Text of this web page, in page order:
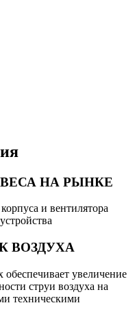
НА РЫНКЕ
и вентилятора
ВОЗДУХА
увеличение
струи воздуха на
техническими